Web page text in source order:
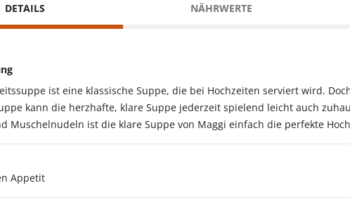
DETAILS NÄHRWERTE
ist eine klassische Suppe, die bei Hochzeiten serviert wird.
kann die herzhafte, klare Suppe jederzeit spielend leicht auch
Muschelnudeln ist die klare Suppe von Maggi einfach die perfekte
Appetit